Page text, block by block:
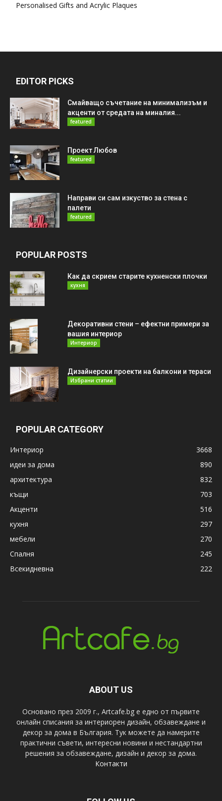
Personalised Gifts and Acrylic Plaques
EDITOR PICKS
Смайващо съчетание на минимализъм и
акценти от средата на миналия...
featured
Проект Любов
featured
Направи си сам изкуство за стена с
палети
featured
POPULAR POSTS
Как да скрием старите кухненски плочки
кухня
Декоративни стени – ефектни примери за
вашия интериор
Интериор
Дизайнерски проекти на балкони и тераси
Избрани статии
POPULAR CATEGORY
Интериор
3668
идеи за дома
890
архитектура
832
къщи
703
Акценти
516
кухня
297
мебели
270
Спалня
245
Всекидневна
222
ABOUT US
Основано през 2009 г., Artcafe.bg е едно от първите
онлайн списания за интериорен дизайн, обзавеждане и
декор за дома в България. Тук можете да намерите
практични съвети, интересни новини и нестандартни
решения за обзавеждане, дизайн и декор за дома.
Контакти